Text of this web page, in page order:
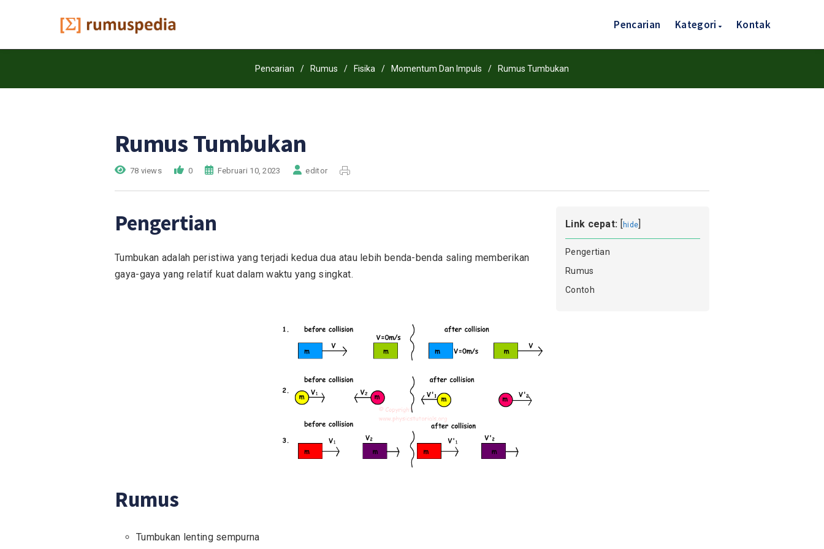
Pencarian Kategori Kontak
Pencarian / Rumus / Fisika / Momentum Dan Impuls / Rumus Tumbukan
Rumus Tumbukan
78 views 0 Februari 10, 2023 editor
Link cepat: [hide]
Pengertian
Rumus
Contoh
Pengertian
Tumbukan adalah peristiwa yang terjadi kedua dua atau lebih benda-benda saling memberikan
gaya-gaya yang relatif kuat dalam waktu yang singkat.
Rumus
Tumbukan lenting sempurna